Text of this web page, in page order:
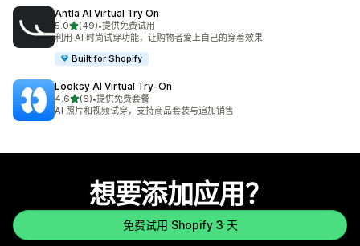
Antla AI Virtual Try On
5.0星（满分 5 星）
(49)
总共 49 条评论
•提供免费试用
利用 AI 时尚试穿功能，让购物者爱上自己的穿着效果
Built for Shopify
Looksy AI Virtual Try‑On
4.6星（满分 5 星）
(6)
总共 6 条评论
•提供免费套餐
AI 照片和视频试穿，支持商品套装与追加销售
想要添加应用？
免费试用 Shopify 3 天